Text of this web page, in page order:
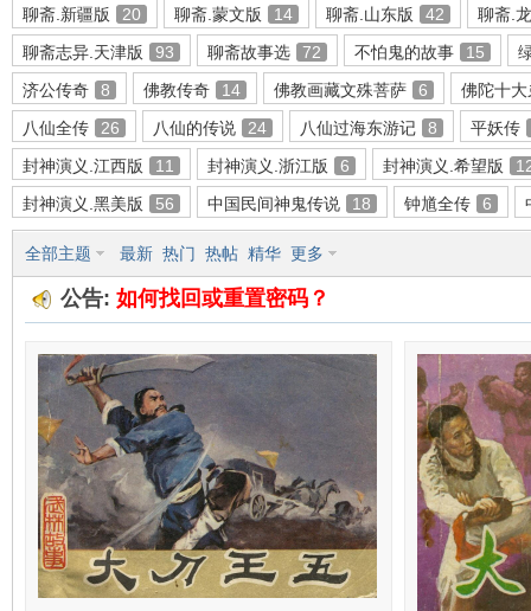
画
在
聊斋.新疆版
20 聊斋.蒙文版 14 聊斋.山东版 42
聊斋.
聊斋志异.天津版
93 聊斋故事选 72 不怕鬼的故事 15
济公传奇
8 佛教传奇 14 佛教画藏文殊菩萨 6
佛陀十大
八仙全传
26 八仙的传说 24 八仙过海东游记 8
平妖传
封神演义.江西版
11 封神演义.浙江版 6 封神演义.希望版
封神演义.黑美版
56 中国民间神鬼传说 18 钟馗全传 6
全部主题 最新 热门 热帖 精华 更多
公告: 如何找回或重置密码？